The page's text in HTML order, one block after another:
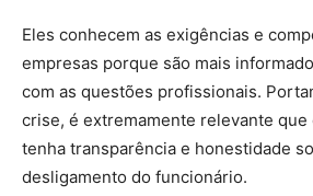
Eles conhecem as exigências e
empresas porque são mais
com as questões profissionais.
crise, é extremamente relevante que
tenha transparência e honestidade
desligamento do funcionário.